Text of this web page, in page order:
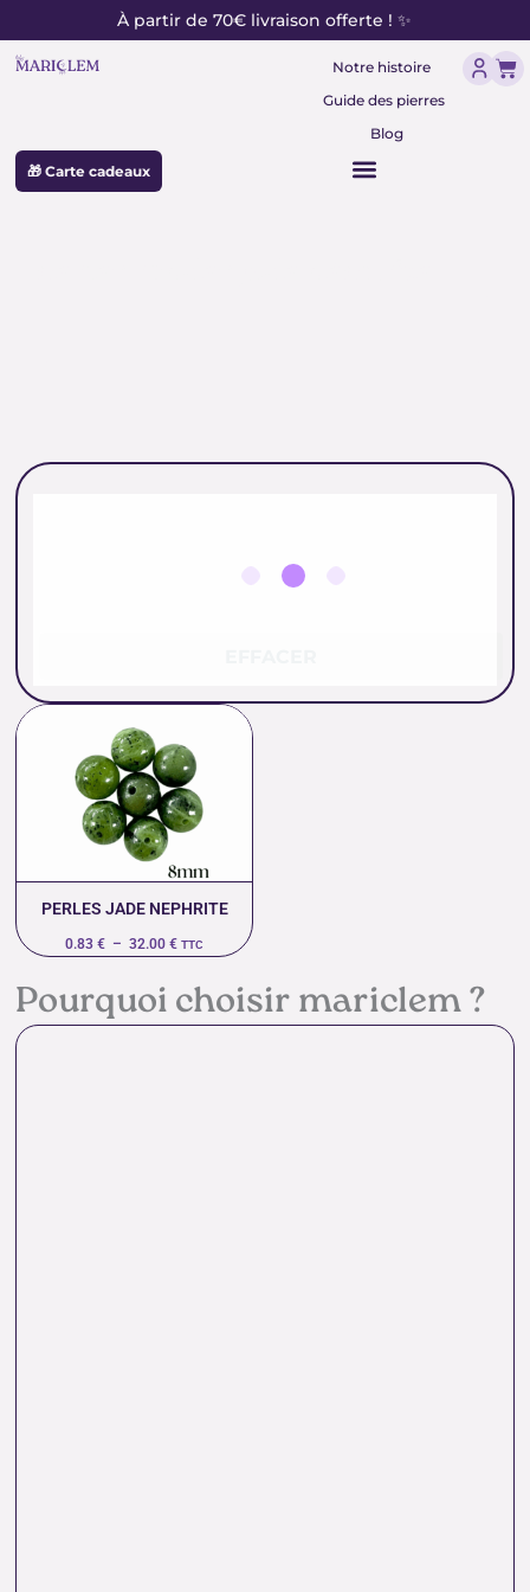
au
contenu
À partir de 70€ livraison offerte ! ✨
Notre histoire
Guide des pierres
Blog
🎁 Carte cadeaux
PERLES JADE NEPHRITE
0.83€ – 32.00€
prix :
0.83 €
à
32.00 €
TTC
Pourquoi choisir mariclem ?